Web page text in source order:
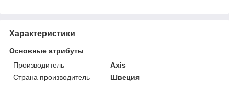
Характеристики
Основные атрибуты
Производитель
Axis
Страна производитель
Швеция